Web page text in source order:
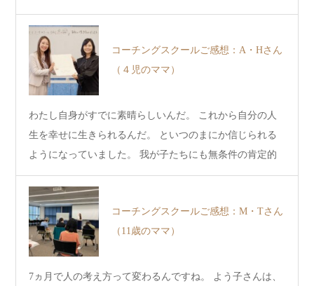
在…
コーチングスクールご感想：A・Hさん
（４児のママ）
わたし自身がすでに素晴らしいんだ。 これから自分の人
生を幸せに生きられるんだ。 といつのまにか信じられる
ようになっていました。 我が子たちにも無条件の肯定的
なま…
コーチングスクールご感想：M・Tさん
（11歳のママ）
7ヵ月で人の考え方って変わるんですね。 よう子さんは、